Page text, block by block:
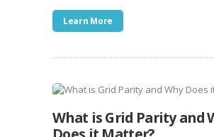
Learn More
What is Grid Parity and